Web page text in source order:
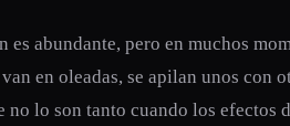
es abundante, pero en muchos
en oleadas, se apilan unos con
no lo son tanto cuando los efectos